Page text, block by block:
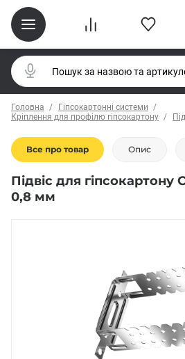
Головна
Гіпсокартонні системи
Кріплення для профілю гіпсокартону
Все про товар Опис
Підвіс для
0,8 мм